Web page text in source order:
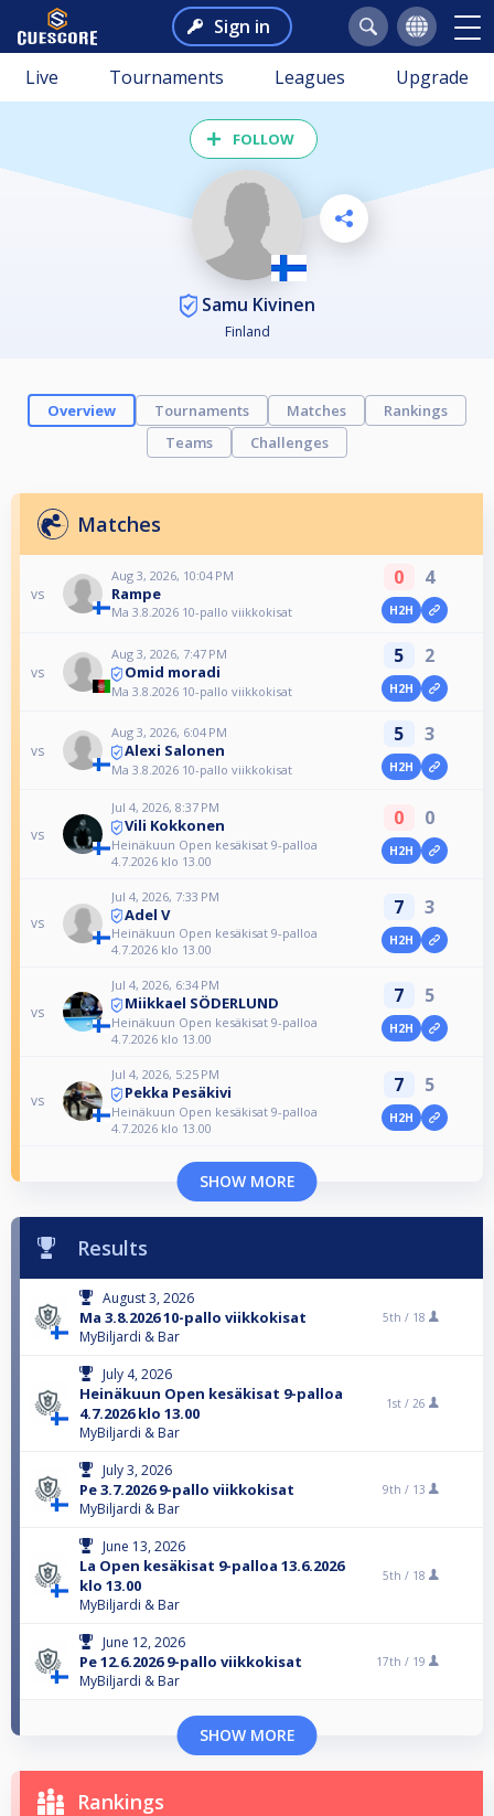
Sign in
Live Tournaments Leagues Upgrade
FOLLOW
Samu Kivinen
Finland
Overview Tournaments Matches
Rankings
Teams
Challenges
Matches
vs
Aug 3, 2026, 10:04 PM
Rampe
Ma 3.8.2026 10-pallo viikkokisat
0 4
H2H
vs
Aug 3, 2026, 7:47 PM
Omid moradi
Ma 3.8.2026 10-pallo viikkokisat
5 2
H2H
vs
Aug 3, 2026, 6:04 PM
Alexi Salonen
Ma 3.8.2026 10-pallo viikkokisat
5 3
H2H
vs
Jul 4, 2026, 8:37 PM
Vili Kokkonen
Heinäkuun Open kesäkisat 9-palloa
4.7.2026 klo 13.00
0 0
H2H
vs
Jul 4, 2026, 7:33 PM
Adel V
Heinäkuun Open kesäkisat 9-palloa
4.7.2026 klo 13.00
7 3
H2H
vs
Jul 4, 2026, 6:34 PM
Miikkael SÖDERLUND
Heinäkuun Open kesäkisat 9-palloa
4.7.2026 klo 13.00
7 5
H2H
vs
Jul 4, 2026, 5:25 PM
Pekka Pesäkivi
Heinäkuun Open kesäkisat 9-palloa
4.7.2026 klo 13.00
7 5
H2H
SHOW MORE
Results
August 3, 2026
Ma 3.8.2026 10-pallo viikkokisat
MyBiljardi & Bar
5th / 18
July 4, 2026
Heinäkuun Open kesäkisat 9-palloa
4.7.2026 klo 13.00
MyBiljardi & Bar
1st / 26
July 3, 2026
Pe 3.7.2026 9-pallo viikkokisat
MyBiljardi & Bar
9th / 13
June 13, 2026
La Open kesäkisat 9-palloa 13.6.2026
klo 13.00
MyBiljardi & Bar
5th / 18
June 12, 2026
Pe 12.6.2026 9-pallo viikkokisat
MyBiljardi & Bar
17th / 19
SHOW MORE
Rankings